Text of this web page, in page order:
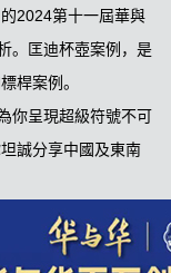
2024第十一屆華與
。匡迪杯壺案例，是
桿案例。
你呈現超級符號不可
誠分享中國及東南